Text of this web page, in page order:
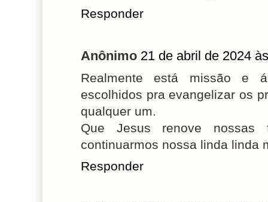
Responder
Anônimo 21 de abril de 2024
Realmente está missão e
escolhidos pra evangelizar os
qualquer um.
Que Jesus renove
continuarmos nossa linda linda
Responder